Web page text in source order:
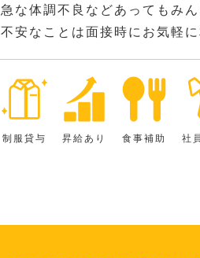
急な体調不良などあってもみ
不安なことは面接時にお気軽に
制服貸与 昇給あり 食事補助 社